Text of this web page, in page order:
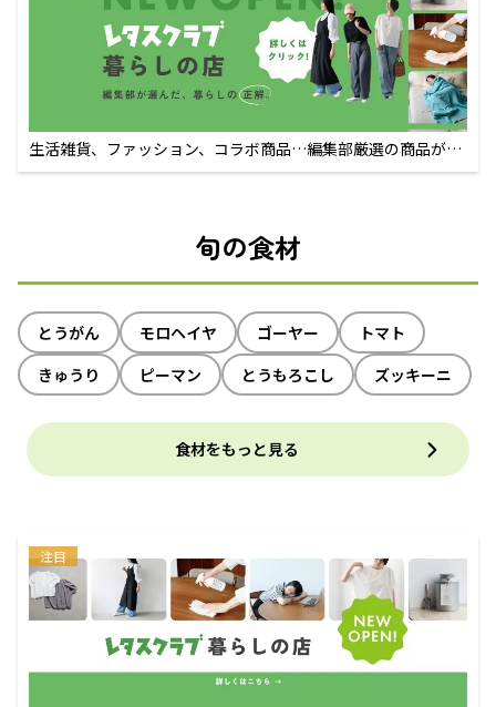
生活雑貨、ファッション、コラボ商品…編集部厳選の商品が買
えるECサイト
旬の食材
とうがん モロヘイヤ ゴーヤー
トマト
きゅうり
ピーマン とうもろこし ズッキーニ
食材をもっと見る
注目